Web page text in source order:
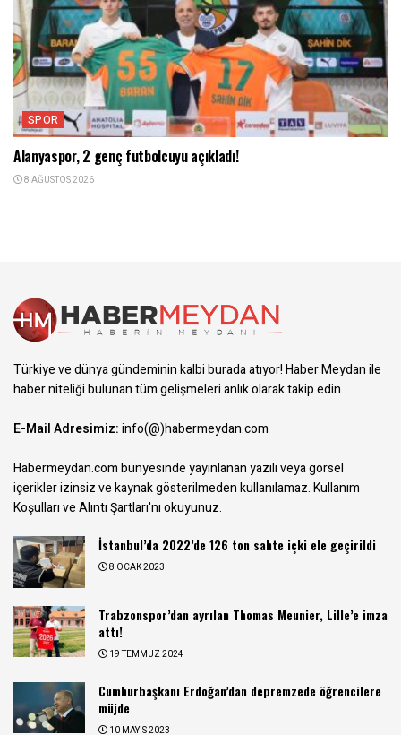
SPOR
Alanyaspor, 2 genç futbolcuyu açıkladı!
8 AĞUSTOS 2026
Türkiye ve dünya gündeminin kalbi burada atıyor! Haber Meydan ile
haber niteliği bulunan tüm gelişmeleri anlık olarak takip edin.
E-Mail Adresimiz:info(@)habermeydan.com
Habermeydan.com bünyesinde yayınlanan yazılı veya görsel
içerikler izinsiz ve kaynak gösterilmeden kullanılamaz.Kullanım
Koşulları ve Alıntı Şartları'nı okuyunuz.
İstanbul’da 2022’de 126 ton sahte içki ele geçirildi
8 OCAK 2023
Trabzonspor’dan ayrılan Thomas Meunier, Lille’e imza
attı!
19 TEMMUZ 2024
Cumhurbaşkanı Erdoğan’dan depremzede öğrencilere
müjde
10 MAYIS 2023